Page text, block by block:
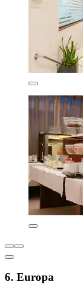
6. Europa